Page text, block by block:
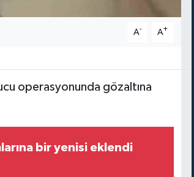
A- A+
operasyonunda gözaltına
bir yenisi eklendi